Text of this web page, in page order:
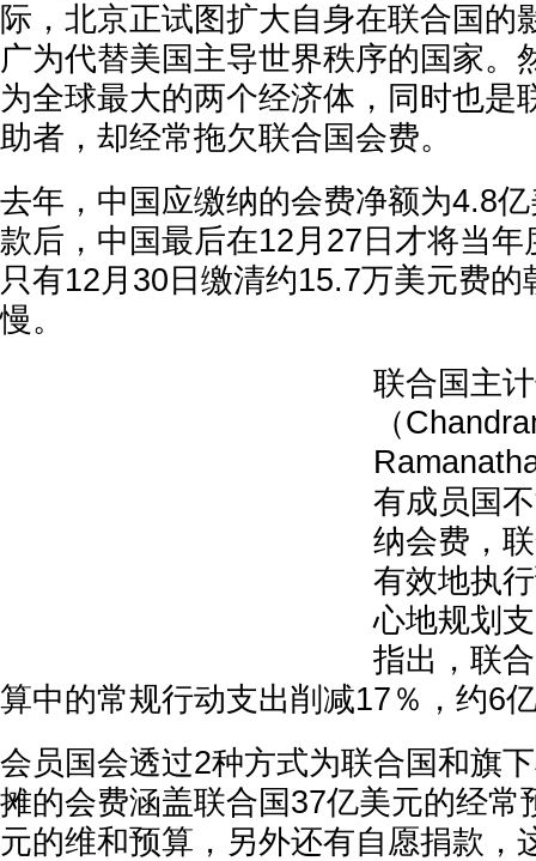
际，北京正试图扩大自身在联合国的
广为代替美国主导世界秩序的国家。
为全球最大的两个经济体，同时也是
助者，却经常拖欠联合国会费。
去年，中国应缴纳的会费净额为4.8
款后，中国最后在12月27日才将当
只有12月30日缴清约15.7万美元费的
慢。
联合国主
（
有成员国
纳会费，
有效地执
心地规划
指出，联
算中的常规行动支出削减17％，约6
会员国会透过2种方式为联合国和旗
摊的会费涵盖联合国37亿美元的经常
元的维和预算，另外还有自愿捐款，